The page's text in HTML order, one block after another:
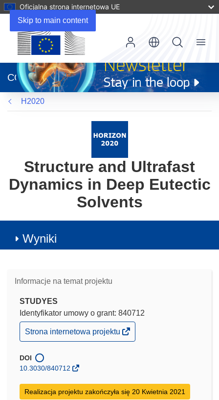
Skip to main content
Oficjalna strona internetowa UE
otworzy
się
w
nowym
oknie)
CORDIS
Menu
H2020
Structure and Ultrafast
Dynamics in Deep Eutectic
Solvents
Wyniki
Informacje na temat projektu
STUDYES
Identyfikator umowy o grant: 840712
(odnośnik
otworzy
w
nowym
Strona internetowa projektu
DOI
10.3030/840712
Realizacja projektu zakończyła się 20 Kwietnia 2021